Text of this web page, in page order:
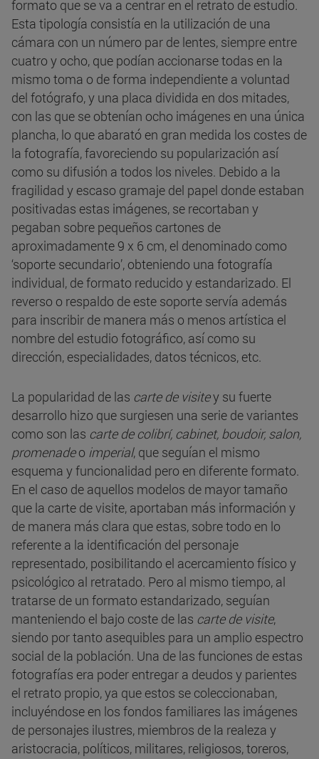
formato que se va a centrar en el retrato de estudio.
Esta tipología consistía en la utilización de una
cámara con un número par de lentes, siempre entre
cuatro y ocho, que podían accionarse todas en la
mismo toma o de forma independiente a voluntad
del fotógrafo, y una placa dividida en dos mitades,
con las que se obtenían ocho imágenes en una única
plancha, lo que abarató en gran medida los costes de
la fotografía, favoreciendo su popularización así
como su difusión a todos los niveles. Debido a la
fragilidad y escaso gramaje del papel donde estaban
positivadas estas imágenes, se recortaban y
pegaban sobre pequeños cartones de
aproximadamente 9 x 6 cm, el denominado como
‘soporte secundario’, obteniendo una fotografía
individual, de formato reducido y estandarizado. El
reverso o respaldo de este soporte servía además
para inscribir de manera más o menos artística el
nombre del estudio fotográfico, así como su
dirección, especialidades, datos técnicos, etc.
La popularidad de las carte de visitey su fuerte
desarrollo hizo que surgiesen una serie de variantes
como son las carte de colibrí, cabinet, boudoir, salon,
promenadeo imperial, que seguían el mismo
esquema y funcionalidad pero en diferente formato.
En el caso de aquellos modelos de mayor tamaño
que la carte de visite, aportaban más información y
de manera más clara que estas, sobre todo en lo
referente a la identificación del personaje
representado, posibilitando el acercamiento físico y
psicológico al retratado. Pero al mismo tiempo, al
tratarse de un formato estandarizado, seguían
manteniendo el bajo coste de las carte de visite,
siendo por tanto asequibles para un amplio espectro
social de la población. Una de las funciones de estas
fotografías era poder entregar a deudos y parientes
el retrato propio, ya que estos se coleccionaban,
incluyéndose en los fondos familiares las imágenes
de personajes ilustres, miembros de la realeza y
aristocracia, políticos, militares, religiosos, toreros,